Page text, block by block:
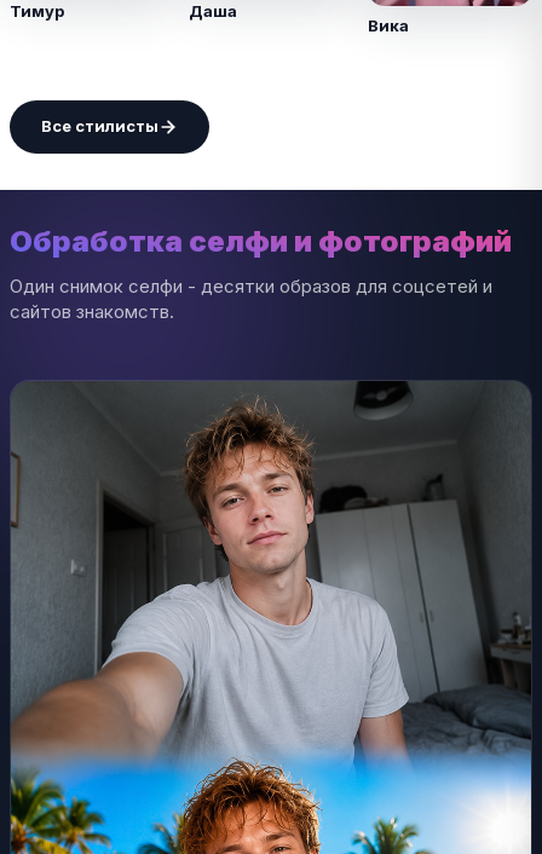
Тимур Даша
Вика
Все стилисты
Обработка селфи и фотографий
Один снимок селфи - десятки образов для соцсетей и
сайтов знакомств.